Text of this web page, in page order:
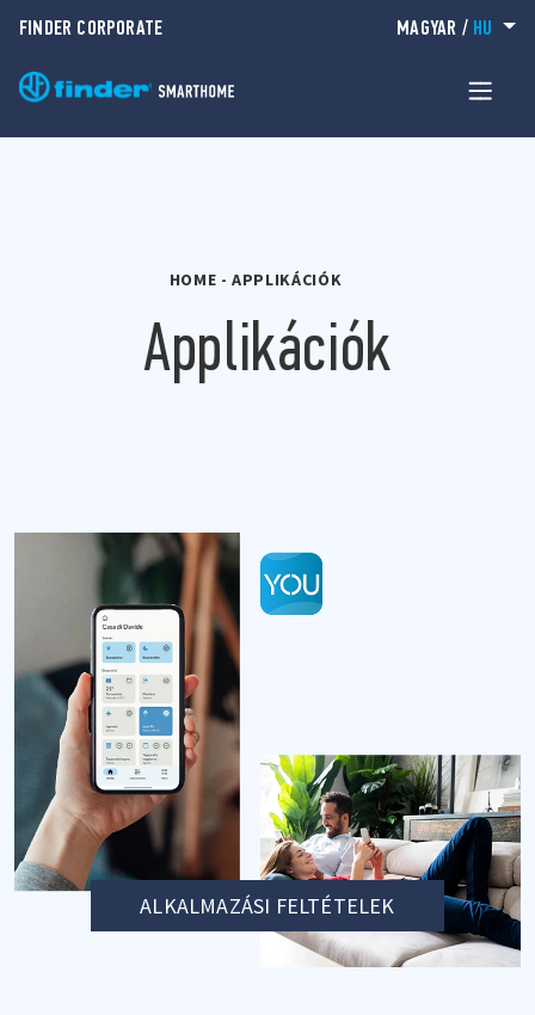
FINDER CORPORATE MAGYAR / HU
HOME -APPLIKÁCIÓK
Applikációk
ALKALMAZÁSI FELTÉTELEK